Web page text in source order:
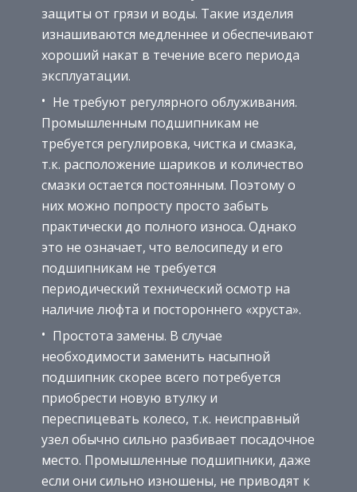
защиты от грязи и воды. Такие изделия
изнашиваются медленнее и обеспечивают
хороший накат в течение всего периода
эксплуатации.
Не требуют регулярного облуживания.
Промышленным подшипникам не
требуется регулировка, чистка и смазка,
т.к. расположение шариков и количество
смазки остается постоянным. Поэтому о
них можно попросту просто забыть
практически до полного износа. Однако
это не означает, что велосипеду и его
подшипникам не требуется
периодический технический осмотр на
наличие люфта и постороннего «хруста».
Простота замены. В случае
необходимости заменить насыпной
подшипник скорее всего потребуется
приобрести новую втулку и
переспицевать колесо, т.к. неисправный
узел обычно сильно разбивает посадочное
место. Промышленные подшипники, даже
если они сильно изношены, не приводят к